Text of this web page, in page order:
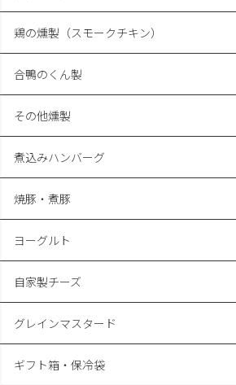
鶏の燻製（スモークチキン）
合鴨のくん製
その他燻製
煮込みハンバーグ
焼豚・煮豚
ヨーグルト
自家製チーズ
グレインマスタード
ギフト箱・保冷袋